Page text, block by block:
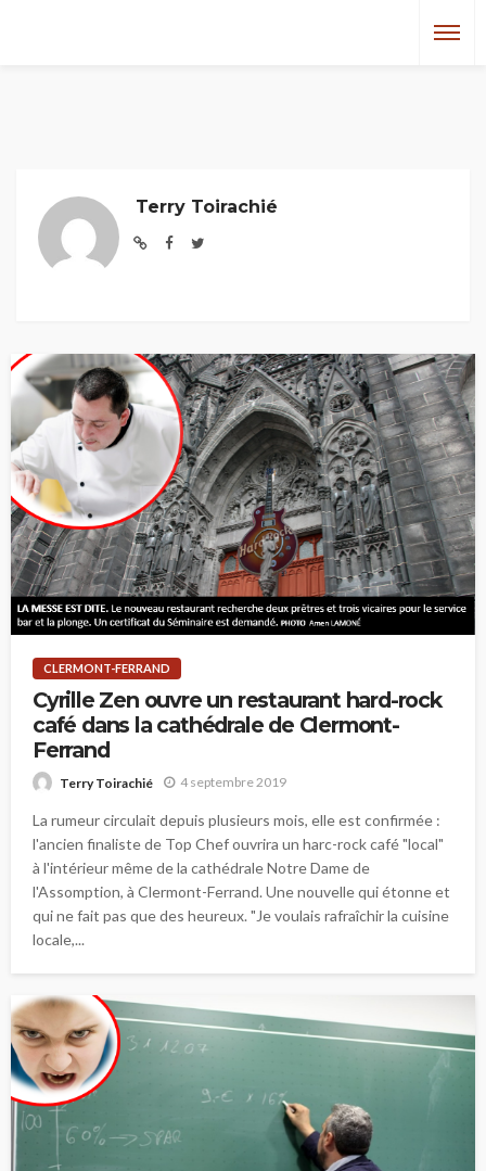
Terry Toirachié
CLERMONT-FERRAND
Cyrille Zen ouvre un restaurant hard-rock
café dans la cathédrale de Clermont-
Ferrand
Terry Toirachié 4 septembre 2019
La rumeur circulait depuis plusieurs mois, elle est confirmée :
l'ancien finaliste de Top Chef ouvrira un harc-rock café "local"
à l'intérieur même de la cathédrale Notre Dame de
l'Assomption, à Clermont-Ferrand. Une nouvelle qui étonne et
qui ne fait pas que des heureux. "Je voulais rafraîchir la cuisine
locale,...